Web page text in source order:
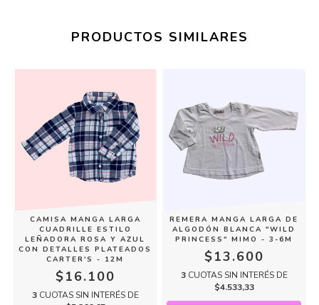
PRODUCTOS SIMILARES
CAMISA MANGA LARGA
CUADRILLE ESTILO
LEÑADORA ROSA Y AZUL
CON DETALLES PLATEADOS
CARTER'S - 12M
$16.100
3 CUOTAS SIN INTERÉS DE
REMERA MANGA LARGA DE
ALGODÓN BLANCA "WILD
PRINCESS" MIMO - 3-6M
$13.600
3 CUOTAS SIN INTERÉS DE
$4.533,33